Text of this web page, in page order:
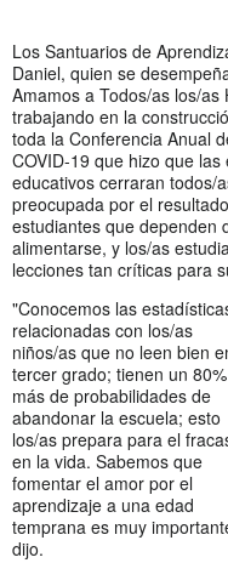
Los Santuarios de
Daniel, quien se
Amamos a Todos/as los/
trabajando en la
toda la Conferencia Anual
COVID-19 que hizo que
educativos cerraran todos/
preocupada por el
estudiantes que dependen
alimentarse, y los/as
lecciones tan críticas para
"Conocemos las
relacionadas con los/as
niños/as que no leen bien
tercer grado; tienen un 80%
más de probabilidades de
abandonar la escuela; esto
los/as prepara para el
en la vida. Sabemos que
fomentar el amor por el
aprendizaje a una edad
temprana es muy
dijo.